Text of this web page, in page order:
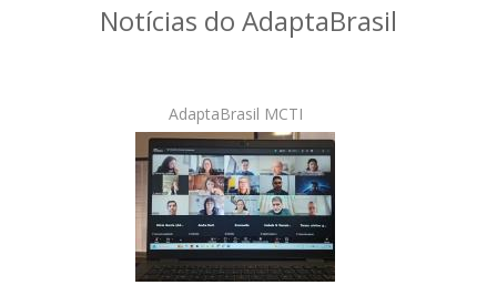
Notícias do AdaptaBrasil
AdaptaBrasil MCTI